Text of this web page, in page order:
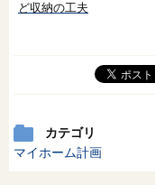
ど収納の工夫
カテゴリ
マイホーム計画